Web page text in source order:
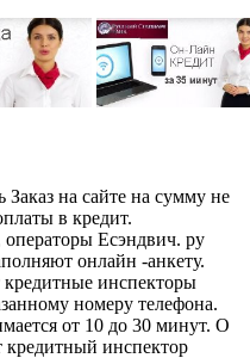
на сайте на сумму не
в кредит.
Есэндвич. ру
онлайн -анкету.
кредитные инспекторы
номеру телефона.
от 10 до 30 минут. О
инспектор